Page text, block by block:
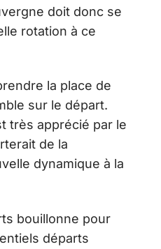
doit donc se
rotation à ce
la place de
sur le départ.
très apprécié par le
de la
dynamique à la
bouillonne pour
départs